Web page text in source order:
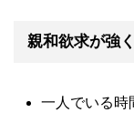
親和欲求が強
一人でいる時